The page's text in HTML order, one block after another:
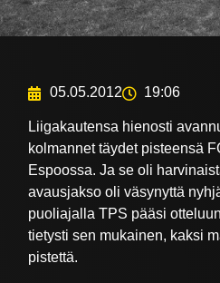
05.05.2012 19:06
Liigakautensa hienosti
kolmannet täydet pisteensä
Espoossa. Ja se oli
avausjakso oli väsynyttä
puoliajalla TPS pääsi
tietysti sen mukainen, kaksi
pistettä.